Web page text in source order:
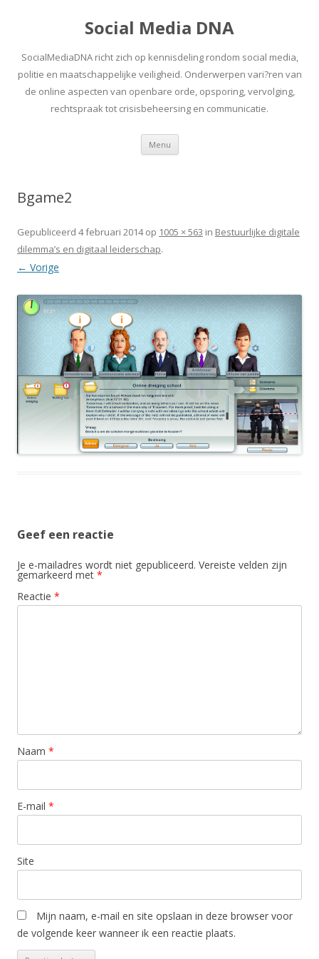
Social Media DNA
SocialMediaDNA richt zich op kennisdeling rondom social media,
politie en maatschappelijke veiligheid. Onderwerpen vari?ren van
de online aspecten van openbare orde, opsporing, vervolging,
rechtspraak tot crisisbeheersing en communicatie.
Menu Spring
inhoud
Bgame2
Gepubliceerd 4 februari 2014op 1005 × 563 in Bestuurlijke digitale
dilemma’s en digitaal leiderschap.
← Vorige
Geef een reactie
Je e-mailadres wordt niet gepubliceerd. Vereiste velden zijn
gemarkeerd met *
Reactie *
Naam *
E-mail *
Site
Mijn naam, e-mail en site opslaan in deze browser voor
de volgende keer wanneer ik een reactie plaats.